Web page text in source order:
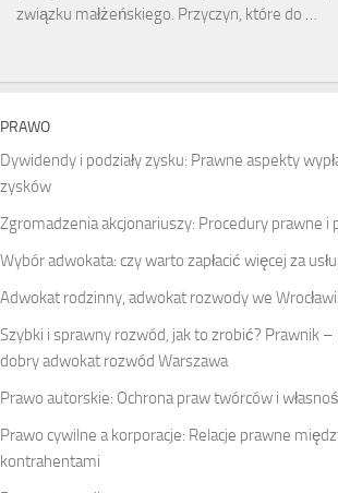
związku małżeńskiego. Przyczyn, które do …
PRAWO
Dywidendy i podziały zysku: Prawne aspekty
zysków
Zgromadzenia akcjonariuszy: Procedury prawne i
Wybór adwokata: czy warto zapłacić więcej za
Adwokat rodzinny, adwokat rozwody we
Szybki i sprawny rozwód, jak to zrobić? Prawnik –
dobry adwokat rozwód Warszawa
Prawo autorskie: Ochrona praw twórców i
Prawo cywilne a korporacje: Relacje prawne
kontrahentami